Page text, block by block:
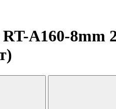
RT-A160-